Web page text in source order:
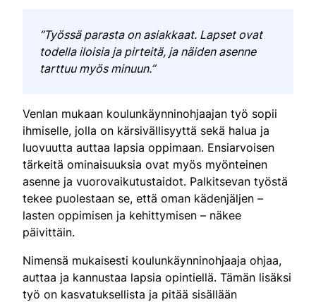
”Työssä parasta on asiakkaat. Lapset ovat
todella iloisia ja pirteitä, ja näiden asenne
tarttuu myös minuun.”
Venlan mukaan koulunkäynninohjaajan työ sopii
ihmiselle, jolla on kärsivällisyyttä sekä halua ja
luovuutta auttaa lapsia oppimaan. Ensiarvoisen
tärkeitä ominaisuuksia ovat myös myönteinen
asenne ja vuorovaikutustaidot. Palkitsevan työstä
tekee puolestaan se, että oman kädenjäljen –
lasten oppimisen ja kehittymisen – näkee
päivittäin.
Nimensä mukaisesti koulunkäynninohjaaja ohjaa,
auttaa ja kannustaa lapsia opintiellä. Tämän lisäksi
työ on kasvatuksellista ja pitää sisällään